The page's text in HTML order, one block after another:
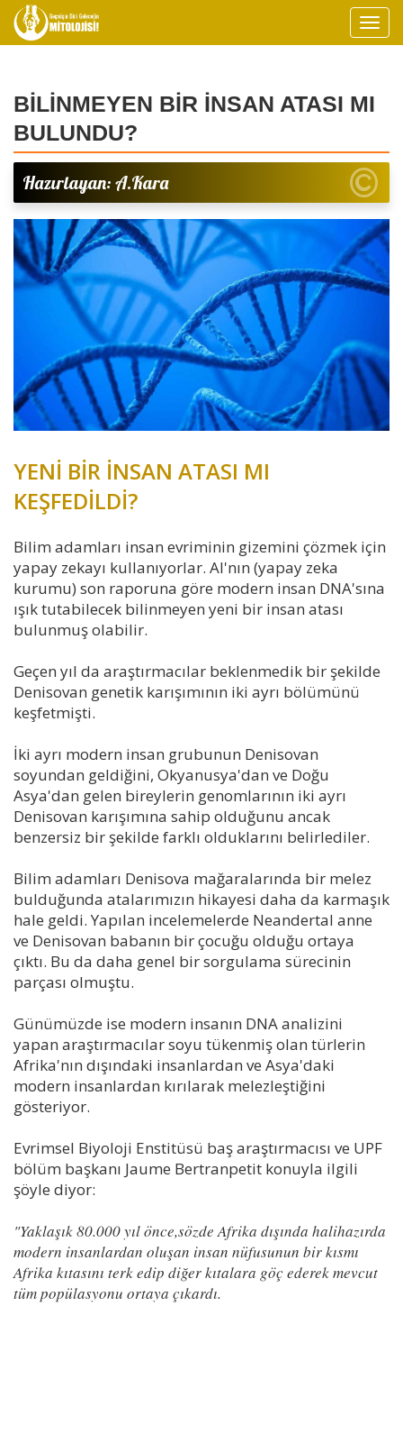
BİLİNMEYEN BİR İNSAN ATASI MI
BULUNDU?
Hazırlayan: A.Kara
YENİ BİR İNSAN ATASI MI
KEŞFEDİLDİ?
Bilim adamları insan evriminin gizemini çözmek için
yapay zekayı kullanıyorlar. AI'nın (yapay zeka
kurumu) son raporuna göre modern insan DNA'sına
ışık tutabilecek bilinmeyen yeni bir insan atası
bulunmuş olabilir.
Geçen yıl da araştırmacılar beklenmedik bir şekilde
Denisovan genetik karışımının iki ayrı bölümünü
keşfetmişti.
İki ayrı modern insan grubunun Denisovan
soyundan geldiğini, Okyanusya'dan ve Doğu
Asya'dan gelen bireylerin genomlarının iki ayrı
Denisovan karışımına sahip olduğunu ancak
benzersiz bir şekilde farklı olduklarını belirlediler.
Bilim adamları Denisova mağaralarında bir melez
bulduğunda atalarımızın hikayesi daha da karmaşık
hale geldi. Yapılan incelemelerde Neandertal anne
ve Denisovan babanın bir çocuğu olduğu ortaya
çıktı. Bu da daha genel bir sorgulama sürecinin
parçası olmuştu.
Günümüzde ise modern insanın DNA analizini
yapan araştırmacılar soyu tükenmiş olan türlerin
Afrika'nın dışındaki insanlardan ve Asya'daki
modern insanlardan kırılarak melezleştiğini
gösteriyor.
Evrimsel Biyoloji Enstitüsü baş araştırmacısı ve UPF
bölüm başkanı Jaume Bertranpetit konuyla ilgili
şöyle diyor:
"Yaklaşık 80.000 yıl önce,sözde Afrika dışında halihazırda
modern insanlardan oluşan insan nüfusunun bir kısmı
Afrika kıtasını terk edip diğer kıtalara göç ederek mevcut
tüm popülasyonu ortaya çıkardı.